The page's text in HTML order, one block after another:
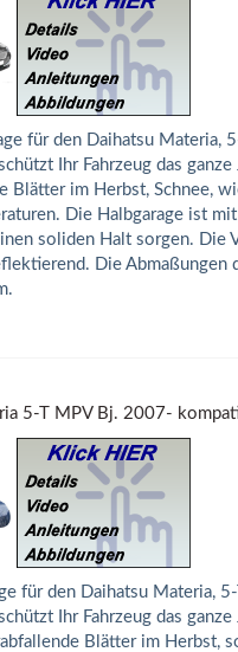
für den Daihatsu Materia,
Ihr Fahrzeug das
Blätter im Herbst, Schnee,
Die Halbgarage ist
soliden Halt sorgen. Die
Die
5-T MPV Bj. 2007-
für den Daihatsu Materia,
Ihr Fahrzeug das
Blätter im Herbst,